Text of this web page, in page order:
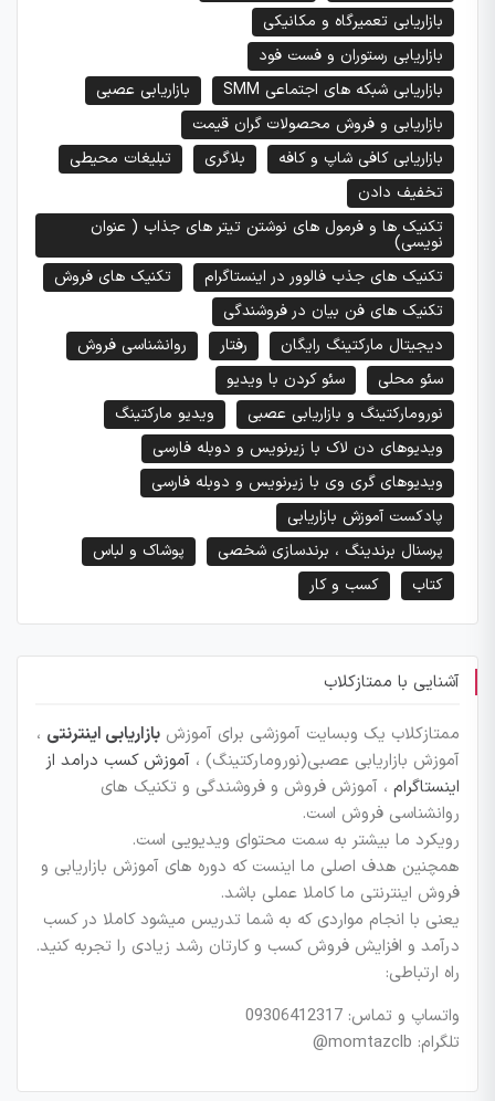
بازاریابی تعمیرگاه و مکانیکی
بازاریابی رستوران و فست فود
بازاریابی شبکه های اجتماعی SMM
بازاریابی عصبی
بازاریابی و فروش محصولات گران قیمت
بازاریابی کافی شاپ و کافه
بلاگری
تبلیغات محیطی
تخفیف دادن
تکنیک ها و فرمول های نوشتن تیتر های جذاب ( عنوان
نویسی)
تکنیک های جذب فالوور در اینستاگرام
تکنیک های فروش
تکنیک های فن بیان در فروشندگی
دیجیتال مارکتینگ رایگان
رفتار
روانشناسی فروش
سئو محلی
سئو کردن با ویدیو
نورومارکتینگ و بازاریابی عصبی
ویدیو مارکتینگ
ویدیوهای دن لاک با زیرنویس و دوبله فارسی
ویدیوهای گری وی با زیرنویس و دوبله فارسی
پادکست آموزش بازاریابی
پرسنال برندینگ ، برندسازی شخصی
پوشاک و لباس
کتاب
کسب و کار
آشنایی با ممتازکلاب
ممتازکلاب یک وبسایت آموزشی برای آموزش بازاریابی اینترنتی ،
آموزش بازاریابی عصبی(نورومارکتینگ) ، آموزش کسب درامد از
اینستاگرام ، آموزش فروش و فروشندگی و تکنیک های
روانشناسی فروش است.
رویکرد ما بیشتر به سمت محتوای ویدیویی است.
همچنین هدف اصلی ما اینست که دوره های آموزش بازاریابی و
فروش اینترنتی ما کاملا عملی باشد.
یعنی با انجام مواردی که به شما تدریس میشود کاملا در کسب
درآمد و افزایش فروش کسب و کارتان رشد زیادی را تجربه کنید.
راه ارتباطی:
واتساپ و تماس: 09306412317
تلگرام: momtazclb@